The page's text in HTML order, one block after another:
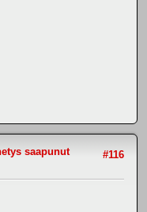
#116
saapunut